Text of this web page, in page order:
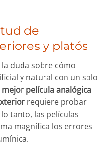
de
y platós
duda sobre cómo
y natural con un solo
mejor película analógica
requiere probar
tanto, las películas
magnífica los errores